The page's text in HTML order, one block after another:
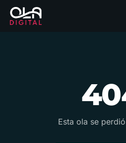
Esta ola se